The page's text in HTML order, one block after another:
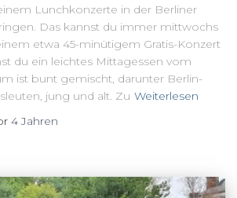
Lunchkonzerte in der Berliner
Das kannst du immer mittwochs
etwa 45-minütigem Gratis-Konzert
du ein leichtes Mittagessen vom
ist bunt gemischt, darunter Berlin-
jung und alt. Zu Weiterlesen
4 Jahren